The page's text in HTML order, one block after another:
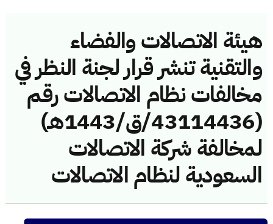
هيئة الاتصالات والفضاء
والتقنية تنشر قرار لجنة النظر في
مخالفات نظام الاتصالات رقم
(43114436/ق/1443هـ)
لمخالفة شركة الاتصالات
السعودية لنظام الاتصالات